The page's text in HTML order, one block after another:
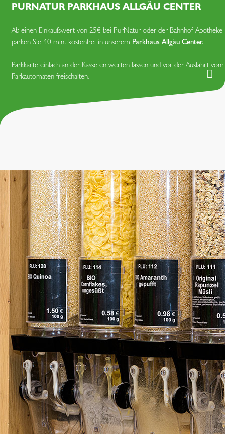
PURNATUR PARKHAUS ALLGÄU CENTER
Ab einen Einkaufswert von 25€ bei PurNatur oder der Bahnhof-Apotheke
parken Sie 40 min. kostenfrei in unserem Parkhaus Allgäu Center.
Parkkarte einfach an der Kasse entwerten lassen und vor der Ausfahrt vom
Park­automaten freischalten.